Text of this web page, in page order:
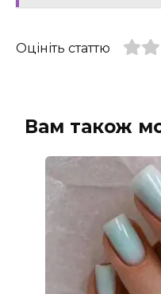
Оцініть статтю
Вам також